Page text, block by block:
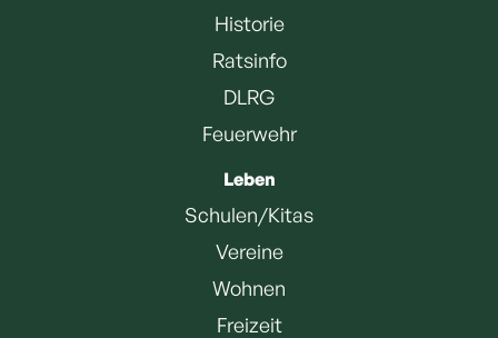
Historie
Ratsinfo
DLRG
Feuerwehr
Leben
Schulen/Kitas
Vereine
Wohnen
Freizeit